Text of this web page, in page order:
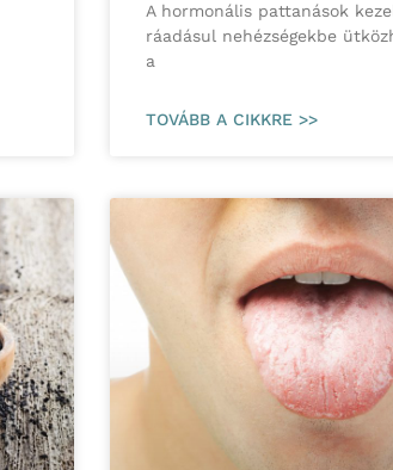
A hormonális pattanások
ráadásul nehézségekbe
a
TOVÁBB A CIKKRE >>